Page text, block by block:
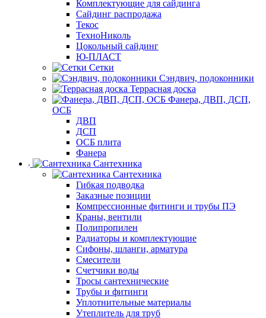
Комплектующие для сайдинга
Сайдинг распродажа
Текос
ТехноНиколь
Цокольный сайдинг
Ю-ПЛАСТ
Сетки
Сэндвич, подоконники
Террасная доска
Фанера, ДВП, ДСП,
ОСБ
ДВП
ДСП
ОСБ плита
Фанера
Сантехника
Сантехника
Гибкая подводка
Заказные позиции
Компрессионные фитинги и трубы ПЭ
Краны, вентили
Полипропилен
Радиаторы и комплектующие
Сифоны, шланги, арматура
Смесители
Счетчики воды
Тросы сантехнические
Трубы и фитинги
Уплотнительные материалы
Утеплитель для труб